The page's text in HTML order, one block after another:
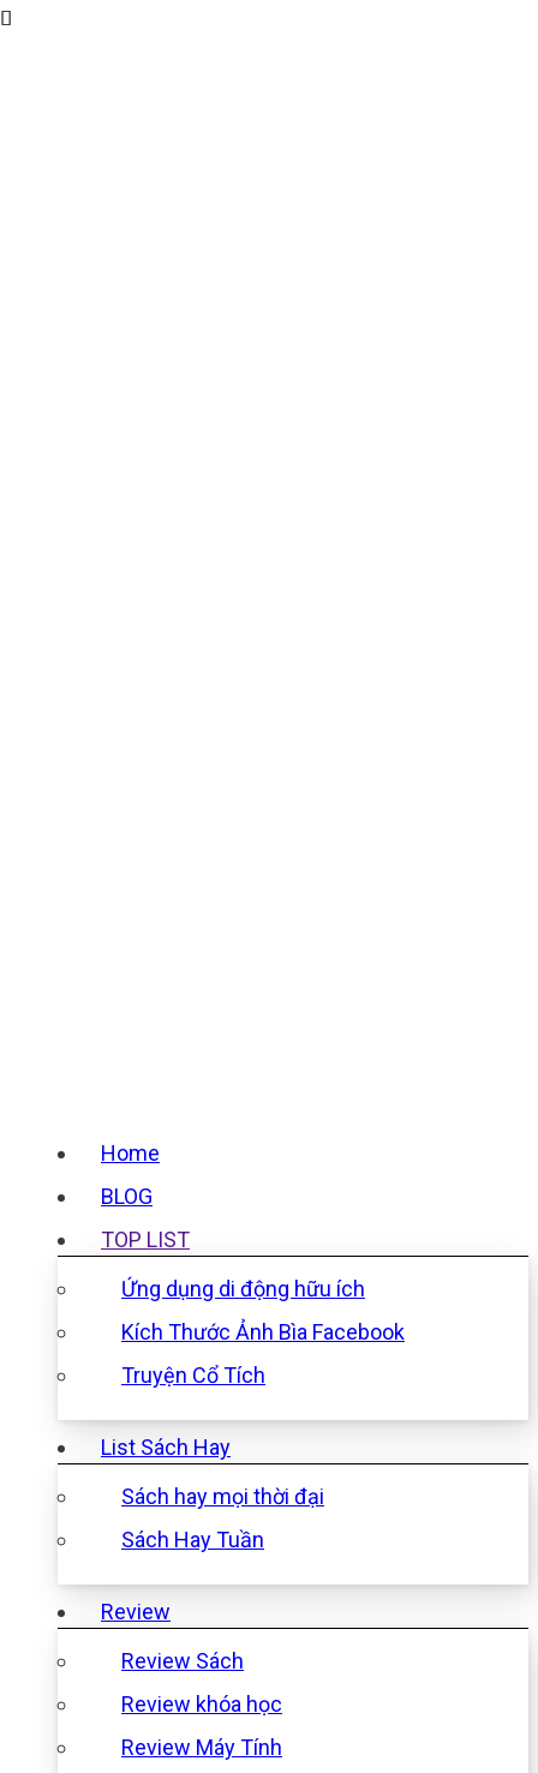
Home
BLOG
TOP LIST
Ứng dụng di động hữu ích
Kích Thước Ảnh Bìa Facebook
Truyện Cổ Tích
List Sách Hay
Sách hay mọi thời đại
Sách Hay Tuần
Review
Review Sách
Review khóa học
Review Máy Tính